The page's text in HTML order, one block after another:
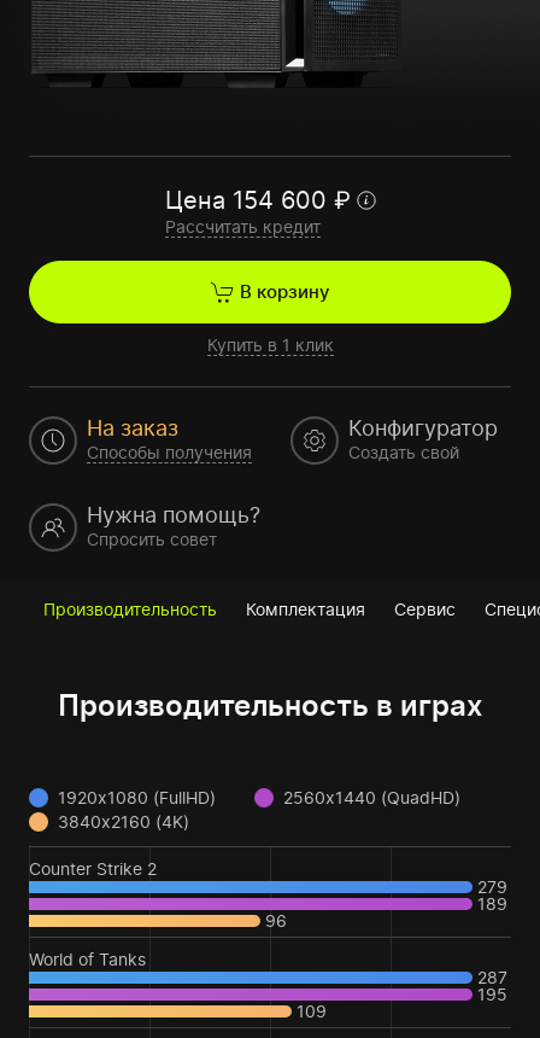
Цена 154 600 ₽
Рассчитать кредит
В корзину
Купить в 1 клик
На заказ
Способы получения
Конфигуратор
Создать свой
Нужна помощь?
Спросить совет
Производительность Комплектация Сервис
Производительность в играх
1920x1080 (FullHD)
2560x1440 (QuadHD)
3840x2160 (4K)
Counter Strike 2
279
189
96
World of Tanks
287
195
109